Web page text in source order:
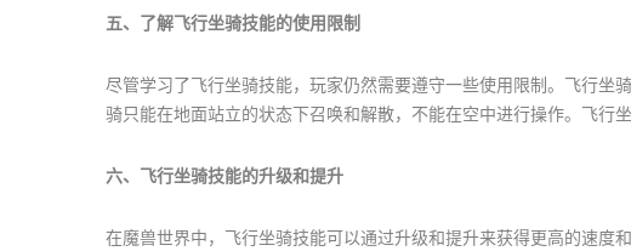
五、了解飞行坐骑技能的使用限制
尽管学习了飞行坐骑技能，玩家仍然需要遵守一些使用限制。飞行坐
骑只能在地面站立的状态下召唤和解散，不能在空中进行操作。飞行
六、飞行坐骑技能的升级和提升
在魔兽世界中，飞行坐骑技能可以通过升级和提升来获得更高的速